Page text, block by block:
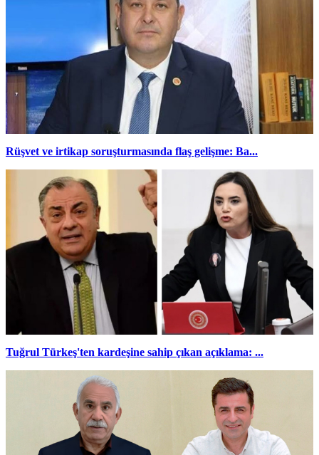
Rüşvet ve irtikap soruşturmasında flaş gelişme: Ba...
Tuğrul Türkeş'ten kardeşine sahip çıkan açıklama: ...